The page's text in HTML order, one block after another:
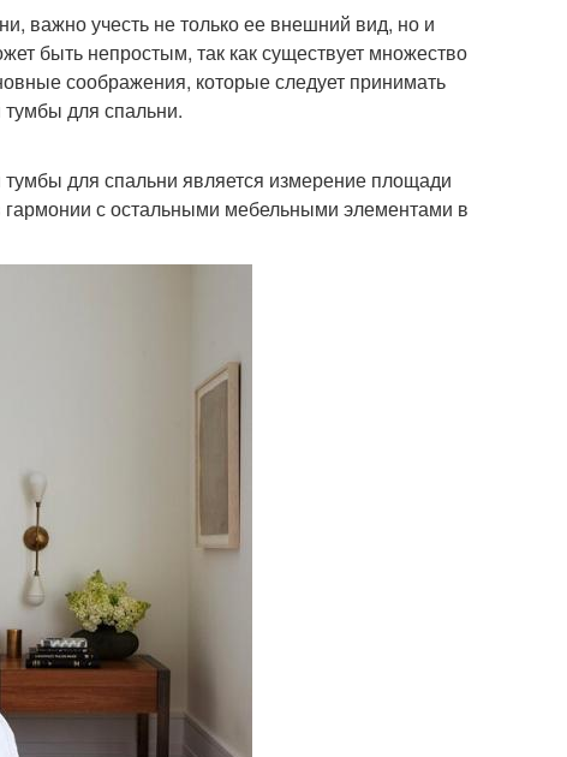
важно учесть не только ее внешний вид, но и
быть непростым, так как существует множество
соображения, которые следует принимать
для спальни.
для спальни является измерение площади
с остальными мебельными элементами в